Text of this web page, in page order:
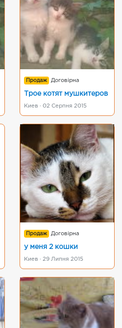
Продаж Договірна
Трое котят мушкитеров
Киев · 02 Серпня 2015
Продаж Договірна
у меня 2 кошки
Киев · 29 Липня 2015